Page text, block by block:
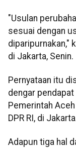
"Usulan
sesuai dengan
diparipurnakan,"
di Jakarta, Senin.
Pernyataan itu
dengar pendapat
Pemerintah
DPR RI, di
Adapun tiga hal